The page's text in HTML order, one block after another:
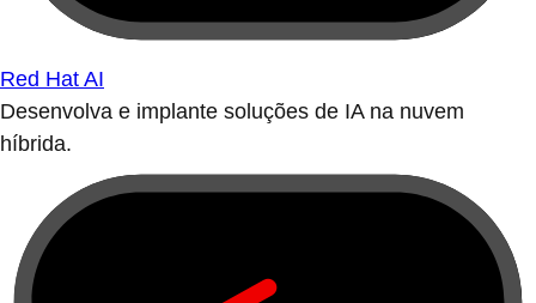
Red Hat AI
Desenvolva e implante soluções de IA na nuvem
híbrida.